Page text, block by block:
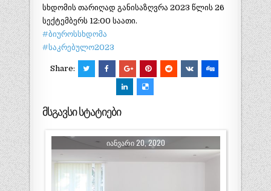
სხდომის თარიღად განისაზღვრა 2023 წლის 26
სექტემბერს 12:00 საათი.
#ბიუროსსხდომა
#საკრებულო2023
Share:
მსგავსი სტატიები
ᲘᲐᲜᲕᲐᲠᲘ 20, 2020